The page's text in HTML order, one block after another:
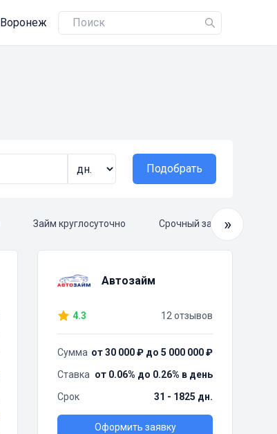
Воронеж
Подобрать
Займ круглосуточно Срочный займ »
Автозайм
4.3 12 отзывов
Сумма от 30 000 ₽ до 5 000 000 ₽
Ставка от 0.06% до 0.26% в день
Срок
31 - 1825 дн.
Оформить заявку